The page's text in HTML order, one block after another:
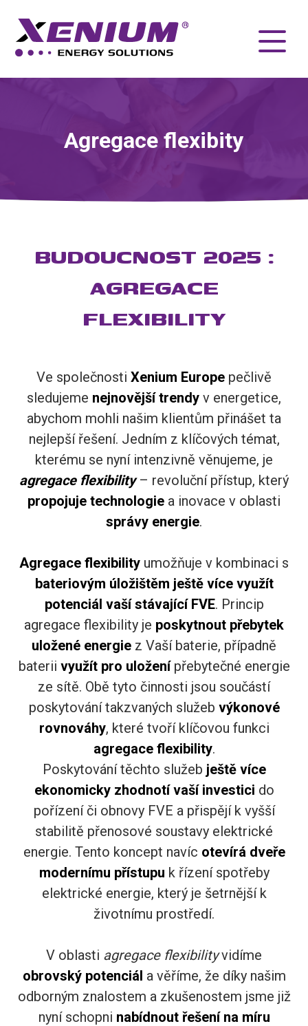
Agregace flexibity
BUDOUCNOST 2025 :
AGREGACE
FLEXIBILITY
Ve společnosti Xenium Europe pečlivě
sledujeme nejnovější trendy v energetice,
abychom mohli našim klientům přinášet ta
nejlepší řešení. Jedním z klíčových témat,
kterému se nyní intenzivně věnujeme, je
agregace flexibility– revoluční přístup, který
propojuje technologie a inovace v oblasti
správy energie.
Agregace flexibility umožňuje v kombinaci s
bateriovým úložištěm ještě více využít
potenciál vaší stávající FVE. Princip
agregace flexibility je poskytnout přebytek
uložené energie z Vaší baterie, případně
baterii využít pro uložení přebytečné energie
ze sítě. Obě tyto činnosti jsou součástí
poskytování takzvaných služeb výkonové
rovnováhy, které tvoří klíčovou funkci
agregace flexibility.
Poskytování těchto služeb ještě více
ekonomicky zhodnotí vaší investici do
pořízení či obnovy FVE a přispějí k vyšší
stabilitě přenosové soustavy elektrické
energie. Tento koncept navíc otevírá dveře
modernímu přístupu k řízení spotřeby
elektrické energie, který je šetrnější k
životnímu prostředí.
V oblasti agregace flexibilityvidíme
obrovský potenciál a věříme, že díky našim
odborným znalostem a zkušenostem jsme již
nyní schopni nabídnout řešení na míru